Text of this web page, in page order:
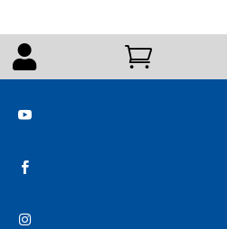
 


